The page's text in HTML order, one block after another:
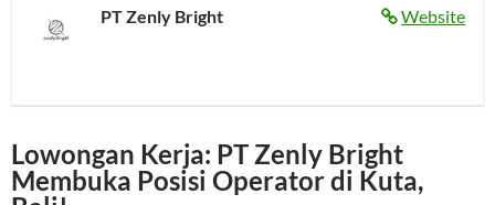
Website
PT Zenly Bright
Lowongan Kerja: PT Zenly Bright
Membuka Posisi Operator di Kuta,